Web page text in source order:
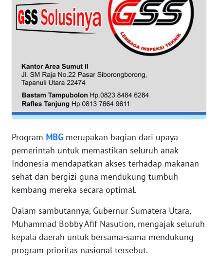
Program MBG merupakan bagian dari upaya
pemerintah untuk memastikan seluruh anak
Indonesia mendapatkan akses terhadap makanan
sehat dan bergizi guna mendukung tumbuh
kembang mereka secara optimal.
Dalam sambutannya, Gubernur Sumatera Utara,
Muhammad Bobby Afif Nasution, mengajak seluruh
kepala daerah untuk bersama-sama mendukung
program prioritas nasional tersebut.
WN
PAPUA
PAPUA
BARAT
WN
RIAU
WN
SERAMBI
WN
JAMBI
WN
SULTRA
WN
NTB